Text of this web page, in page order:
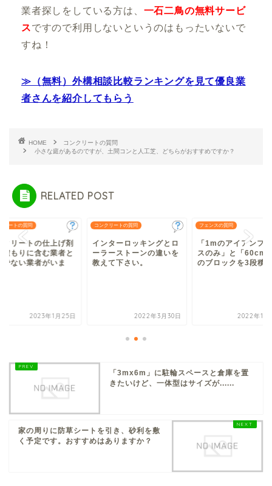
業者探しをしている方は、 一石二鳥の無料サービ
スですので利用しないというのはもったいないで
すね！
≫（無料）外構相談比較ランキングを見て優良業
者さんを紹介してもらう
HOME
コンクリートの質問
小さな庭があるのですが、土間コンと人工芝、どちらがおすすめですか？
RELATED POST
リートの質問
クリートの仕上げ剤
積もりに含む業者と
でない業者がいま
2023年1月25日
コンクリートの質問
インターロッキングとロ
ーラーストーンの違いを
教えて下さい。
2022年3月30日
フェンスの質問
「1mのアイアンフ
スのみ」と「60cm
のブロックを3段積
2022年11
「3mx6m」に駐輪スペースと倉庫を置
きたいけど、一体型はサイズが......
家の周りに防草シートを引き、砂利を敷
く予定です。おすすめはありますか？